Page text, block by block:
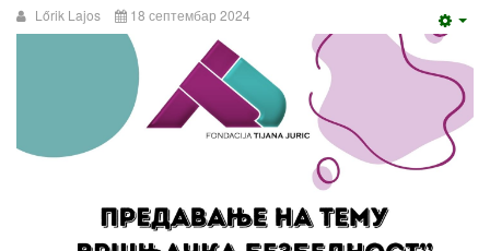
Lőrik Lajos 18 септембар 2024